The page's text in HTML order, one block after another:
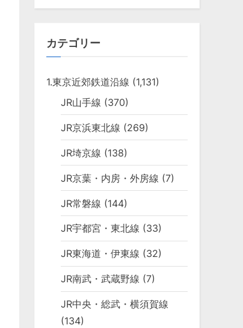
カテゴリー
1.東京近郊鉄道沿線 (1,131)
JR山手線 (370)
JR京浜東北線 (269)
JR埼京線 (138)
JR京葉・内房・外房線 (7)
JR常磐線 (144)
JR宇都宮・東北線 (33)
JR東海道・伊東線 (32)
JR南武・武蔵野線 (7)
JR中央・総武・横須賀線
(134)